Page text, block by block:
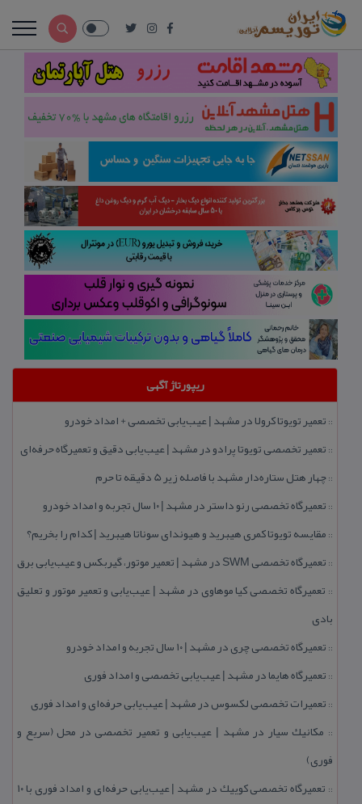
ریپورتاژ آگهی
:: تعمیر تویوتا كرولا در مشهد | عیب‌یابی تخصصی + امداد خودرو
:: تعمیر تخصصی تویوتا پرادو در مشهد | عیب‌یابی دقیق و تعمیرگاه حرفه‌ای
::چهار هتل‌ ستاره‌دار مشهد با فاصله زیر 5 دقیقه تا حرم
:: تعمیرگاه تخصصی رنو داستر در مشهد | ۱۰ سال تجربه و امداد خودرو
:: مقایسه تویوتا كمری هیبرید و هیوندای سوناتا هیبرید | كدام را بخریم؟
:: تعمیرگاه تخصصی SWM در مشهد | تعمیر موتور، گیربكس و عیب‌یابی برق
:: تعمیرگاه تخصصی كیا موهاوی در مشهد | عیب‌یابی و تعمیر موتور و تعلیق
بادی
:: تعمیرگاه تخصصی چری در مشهد | ۱۰ سال تجربه و امداد خودرو
:: تعمیرگاه هایما در مشهد | عیب‌یابی تخصصی و امداد فوری
:: تعمیرات تخصصی لكسوس در مشهد | عیب‌یابی حرفه‌ای و امداد فوری
:: مكانیك سیار در مشهد | عیب‌یابی و تعمیر تخصصی در محل (سریع و
فوری)
::
تعمیرگاه تخصصی كوییك در مشهد | عیب‌یابی حرفه‌ای و امداد فوری با ۱۰